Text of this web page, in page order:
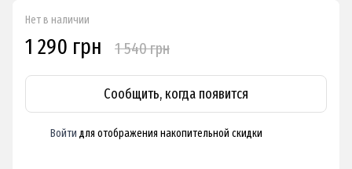
Нет в наличии
1 290 грн 1 540 грн
Сообщить, когда появится
Войти для отображения накопительной скидки